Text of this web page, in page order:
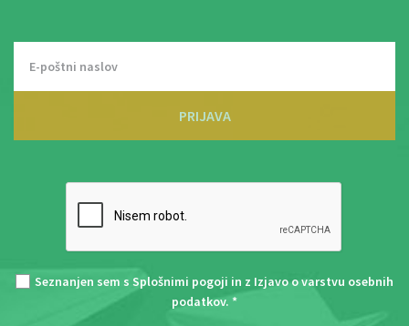
PRIJAVA
Seznanjen sem s Splošnimi pogoji in z Izjavo o varstvu osebnih
podatkov. *